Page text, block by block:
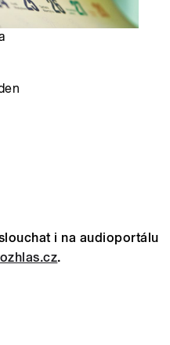
i na audioportálu
.